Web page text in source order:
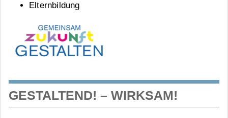
Elternbildung
GESTALTEND! – WIRKSAM!